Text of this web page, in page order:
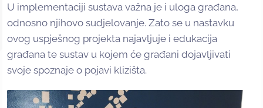
U implementaciji sustava važna je i uloga građana,
odnosno njihovo sudjelovanje. Zato se u nastavku
ovog uspješnog projekta najavljuje i edukacija
građana te sustav u kojem će građani dojavljivati
svoje spoznaje o pojavi klizišta.